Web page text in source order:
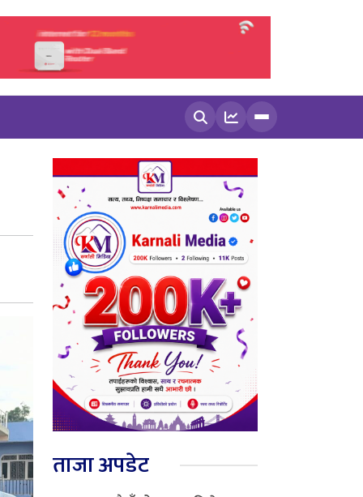
खोज्नुहोस
ताजा अपडेट